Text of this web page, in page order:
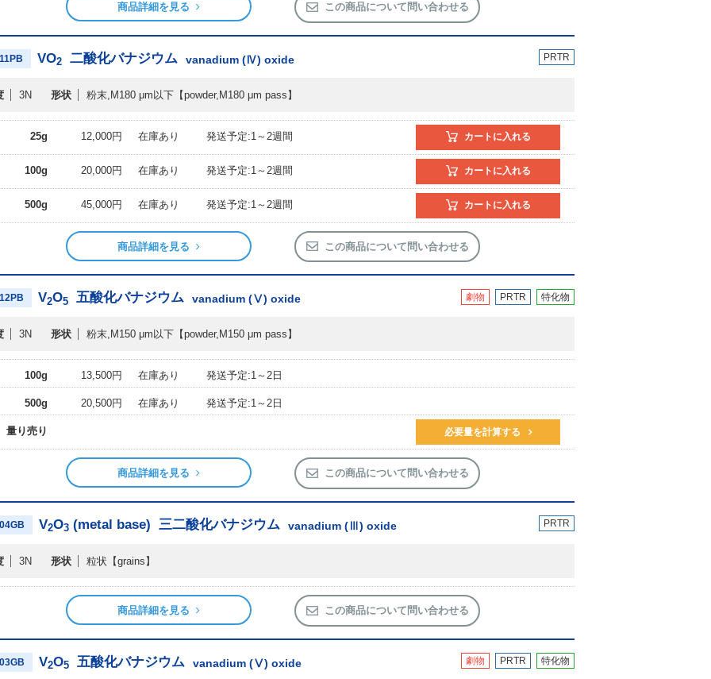
商品詳細を見る この商品について問い合わせる
VO2 二酸化バナジウム vanadium (Ⅳ) oxide PRTR
3N 形状 粉末,M180 μm以下 【powder,M180 μm pass】
25g 12,000円 在庫あり 発送予定:1～2週間 カートに入れる
100g 20,000円 在庫あり 発送予定:1～2週間 カートに入れる
500g 45,000円 在庫あり 発送予定:1～2週間 カートに入れる
商品詳細を見る この商品について問い合わせる
V2O5 五酸化バナジウム vanadium (Ⅴ) oxide 劇物 PRTR 特化物
3N 形状 粉末,M150 μm以下 【powder,M150 μm pass】
100g 13,500円 在庫あり 発送予定:1～2日
500g 20,500円 在庫あり 発送予定:1～2日
量り売り 必要量を計算する
商品詳細を見る この商品について問い合わせる
V2O3 (metal base) 三二酸化バナジウム vanadium (Ⅲ) oxide PRTR
3N 形状 粒状 【grains】
商品詳細を見る この商品について問い合わせる
V2O5 五酸化バナジウム vanadium (Ⅴ) oxide 劇物 PRTR 特化物